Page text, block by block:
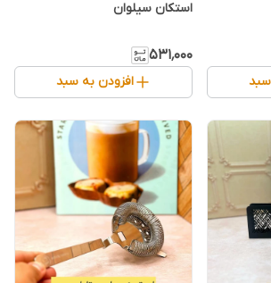
سبد
استکان سیلوان
۵۳۱٬۰۰۰
افزودن به سبد